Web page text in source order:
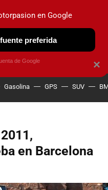
OBSERVATORIO
Gasolina GPS SUV
en Barcelona
×
en Google
preferida
de Google